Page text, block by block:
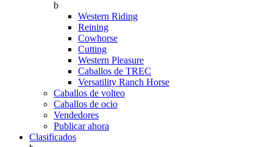
b
Western Riding
Reining
Cowhorse
Cutting
Western Pleasure
Caballos de TREC
Versatility Ranch Horse
Caballos de volteo
Caballos de ocio
Vendedores
Publicar ahora
Clasificados